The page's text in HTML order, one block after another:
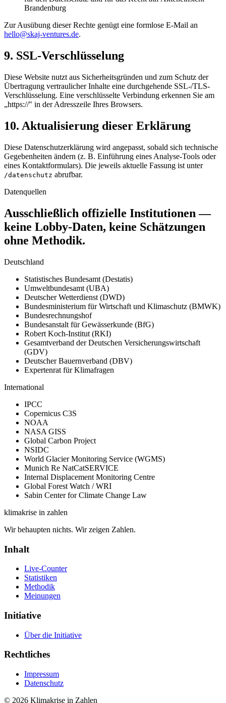
Brandenburg
Zur Ausübung dieser Rechte genügt eine formlose E-Mail an
hello@skaj-ventures.de.
9. SSL-Verschlüsselung
Diese Website nutzt aus Sicherheitsgründen und zum Schutz der
Übertragung vertraulicher Inhalte eine durchgehende SSL-/TLS-
Verschlüsselung. Eine verschlüsselte Verbindung erkennen Sie am
„https://" in der Adresszeile Ihres Browsers.
10. Aktualisierung dieser Erklärung
Diese Datenschutzerklärung wird angepasst, sobald sich technische
Gegebenheiten ändern (z. B. Einführung eines Analyse-Tools oder
eines Kontaktformulars). Die jeweils aktuelle Fassung ist unter
/datenschutz abrufbar.
Datenquellen
Ausschließlich offizielle Institutionen —
keine Lobby-Daten, keine Schätzungen
ohne Methodik.
Deutschland
Statistisches Bundesamt (Destatis)
Umweltbundesamt (UBA)
Deutscher Wetterdienst (DWD)
Bundesministerium für Wirtschaft und Klimaschutz (BMWK)
Bundesrechnungshof
Bundesanstalt für Gewässerkunde (BfG)
Robert Koch-Institut (RKI)
Gesamtverband der Deutschen Versicherungswirtschaft
(GDV)
Deutscher Bauernverband (DBV)
Expertenrat für Klimafragen
International
IPCC
Copernicus C3S
NOAA
NASA GISS
Global Carbon Project
NSIDC
World Glacier Monitoring Service (WGMS)
Munich Re NatCatSERVICE
Internal Displacement Monitoring Centre
Global Forest Watch / WRI
Sabin Center for Climate Change Law
klimakrise in zahlen
Wir behaupten nichts. Wir zeigen Zahlen.
Inhalt
Live-Counter
Statistiken
Methodik
Meinungen
Initiative
Über die Initiative
Rechtliches
Impressum
Datenschutz
© 2026 Klimakrise in Zahlen